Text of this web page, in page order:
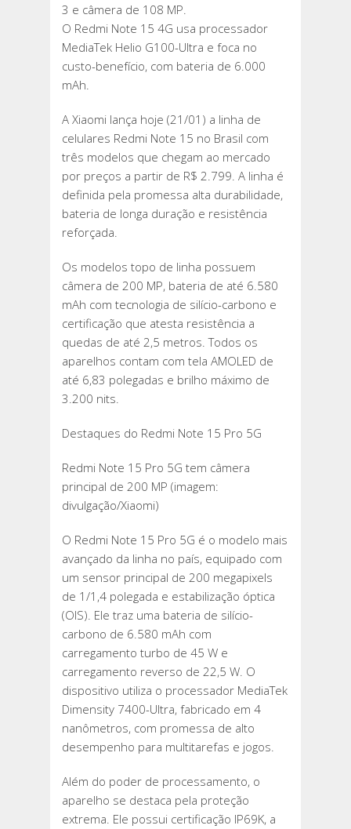
3 e câmera de 108 MP.
O Redmi Note 15 4G usa processador
MediaTek Helio G100-Ultra e foca no
custo-benefício, com bateria de 6.000
mAh.
A Xiaomi lança hoje (21/01) a linha de
celulares Redmi Note 15 no Brasil com
três modelos que chegam ao mercado
por preços a partir de R$ 2.799. A linha é
definida pela promessa alta durabilidade,
bateria de longa duração e resistência
reforçada.
Os modelos topo de linha possuem
câmera de 200 MP, bateria de até 6.580
mAh com tecnologia de silício-carbono e
certificação que atesta resistência a
quedas de até 2,5 metros. Todos os
aparelhos contam com tela AMOLED de
até 6,83 polegadas e brilho máximo de
3.200 nits.
Destaques do Redmi Note 15 Pro 5G
Redmi Note 15 Pro 5G tem câmera
principal de 200 MP (imagem:
divulgação/Xiaomi)
O Redmi Note 15 Pro 5G é o modelo mais
avançado da linha no país, equipado com
um sensor principal de 200 megapixels
de 1/1,4 polegada e estabilização óptica
(OIS). Ele traz uma bateria de silício-
carbono de 6.580 mAh com
carregamento turbo de 45 W e
carregamento reverso de 22,5 W. O
dispositivo utiliza o processador MediaTek
Dimensity 7400-Ultra, fabricado em 4
nanômetros, com promessa de alto
desempenho para multitarefas e jogos.
Além do poder de processamento, o
aparelho se destaca pela proteção
extrema. Ele possui certificação IP69K, a